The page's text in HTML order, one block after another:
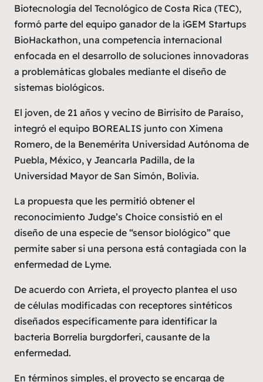
Biotecnología del Tecnológico de Costa Rica (TEC),
formó parte del equipo ganador de la iGEM Startups
BioHackathon, una competencia internacional
enfocada en el desarrollo de soluciones innovadoras
a problemáticas globales mediante el diseño de
sistemas biológicos.
El joven, de 21 años y vecino de Birrisito de Paraíso,
integró el equipo BOREALIS junto con Ximena
Romero, de la Benemérita Universidad Autónoma de
Puebla, México, y Jeancarla Padilla, de la
Universidad Mayor de San Simón, Bolivia.
La propuesta que les permitió obtener el
reconocimiento Judge’s Choice consistió en el
diseño de una especie de “sensor biológico” que
permite saber si una persona está contagiada con la
enfermedad de Lyme.
De acuerdo con Arrieta, el proyecto plantea el uso
de células modificadas con receptores sintéticos
diseñados específicamente para identificar la
bacteria Borrelia burgdorferi, causante de la
enfermedad.
En términos simples, el proyecto se encarga de